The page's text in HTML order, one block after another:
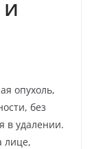
опухоль,
без
в удалении.
лице,